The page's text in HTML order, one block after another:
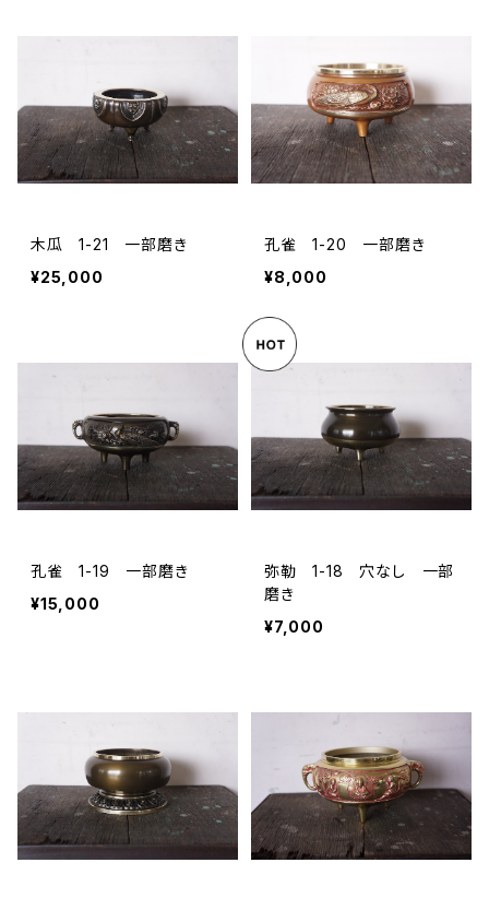
木瓜 1-21 一部磨き
¥25,000
孔雀 1-20 一部磨き
¥8,000
孔雀 1-19 一部磨き
¥15,000
弥勒 1-18 穴なし 一部
磨き
¥7,000